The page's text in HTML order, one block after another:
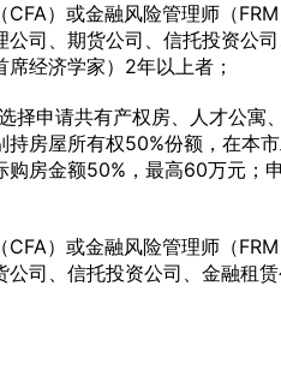
）或金融风险管理师（
公司、期货公司、信托投资公
经济学家）2年以上者；
择申请共有产权房、人才公
持房屋所有权50%份额，在本
购房金额50%，最高60万元；
）或金融风险管理师（
公司、信托投资公司、金融租